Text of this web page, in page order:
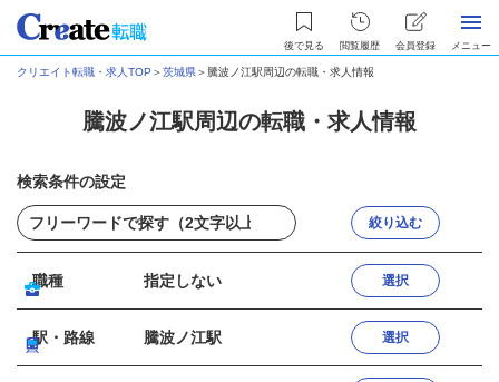
後で見る 閲覧履歴 会員登録 メニュー
クリエイト転職・求人TOP ＞茨城県＞ 騰波ノ江駅周辺の転職・求人情報
騰波ノ江駅周辺の転職・求人情報
検索条件の設定
絞り込む
職種 指定しない 選択
駅・路線 騰波ノ江駅 選択